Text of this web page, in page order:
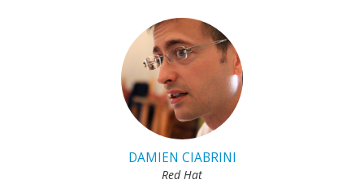
DAMIEN CIABRINI
Red Hat